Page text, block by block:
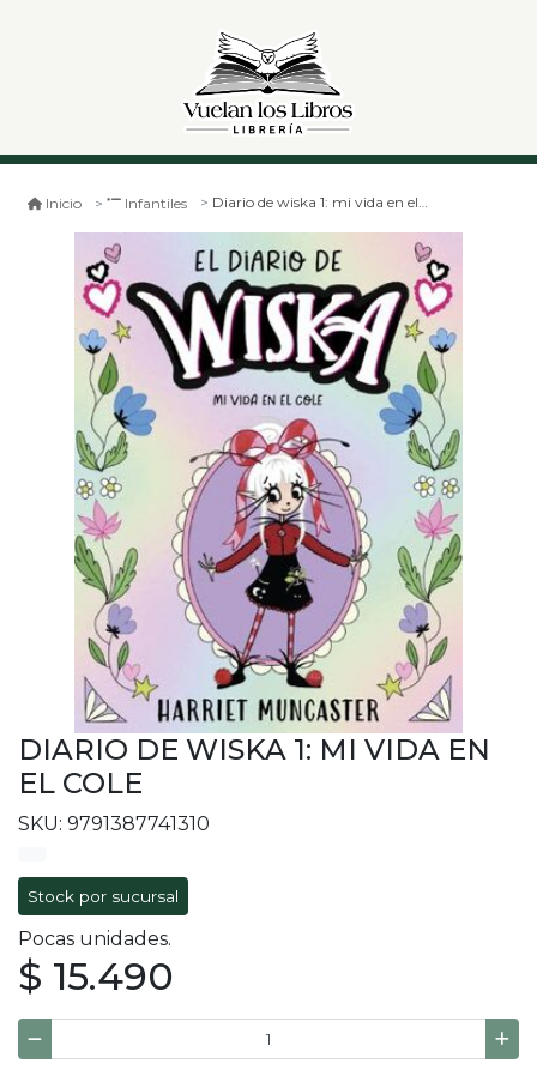
Inicio Infantiles Diario de wiska 1: mi vida en el cole
DIARIO DE WISKA 1: MI VIDA EN
EL COLE
SKU: 9791387741310
Stock por sucursal
Pocas unidades.
$ 15.490